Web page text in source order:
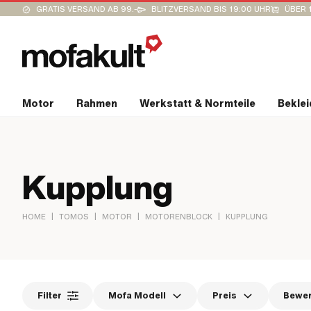
GRATIS VERSAND AB 99.- BLITZVERSAND BIS 19:00 UHR ÜBER
Motor Rahmen Werkstatt & Normteile
Kupplung
HOME | TOMOS | MOTOR | MOTORENBLOCK | KUPPLUNG
Filter Mofa Modell Preis